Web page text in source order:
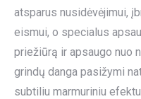
atsparus nusidėvėjimui,
eismui, o specialus
priežiūrą ir apsaugo nuo
grindų danga pasižymi
subtiliu marmuriniu